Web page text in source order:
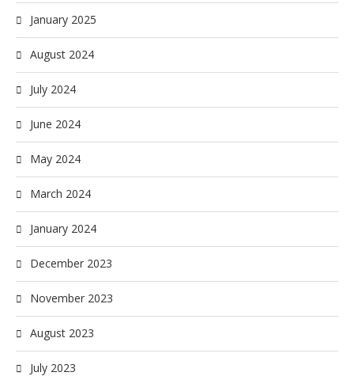
January 2025
August 2024
July 2024
June 2024
May 2024
March 2024
January 2024
December 2023
November 2023
August 2023
July 2023